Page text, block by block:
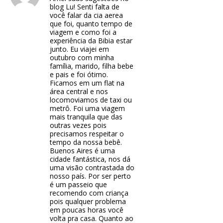
blog Lu! Senti falta de
você falar da cia aerea
que foi, quanto tempo de
viagem e como foi a
experiência da Bibia estar
junto. Eu viajei em
outubro com minha
família, marido, filha bebe
e pais e foi ótimo.
Ficamos em um flat na
área central e nos
locomoviamos de taxi ou
metrô. Foi uma viagem
mais tranquila que das
outras vezes pois
precisamos respeitar o
tempo da nossa bebê.
Buenos Aires é uma
cidade fantástica, nos dá
uma visão contrastada do
nosso país. Por ser perto
é um passeio que
recomendo com criança
pois qualquer problema
em poucas horas você
volta pra casa. Quanto ao